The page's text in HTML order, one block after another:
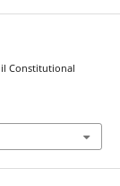
il Constitutional